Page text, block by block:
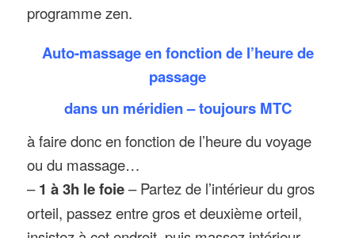
programme zen.
Auto-massage en fonction de l’heure de
passage
dans un méridien – toujours MTC
à faire donc en fonction de l’heure du voyage
ou du massage…
–1 à 3h le foie– Partez de l’intérieur du gros
orteil, passez entre gros et deuxième orteil,